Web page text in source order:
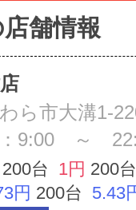
舗情報
ら市大溝1-
：9:00 ～
200台 1円 200台
円 200台 5.43